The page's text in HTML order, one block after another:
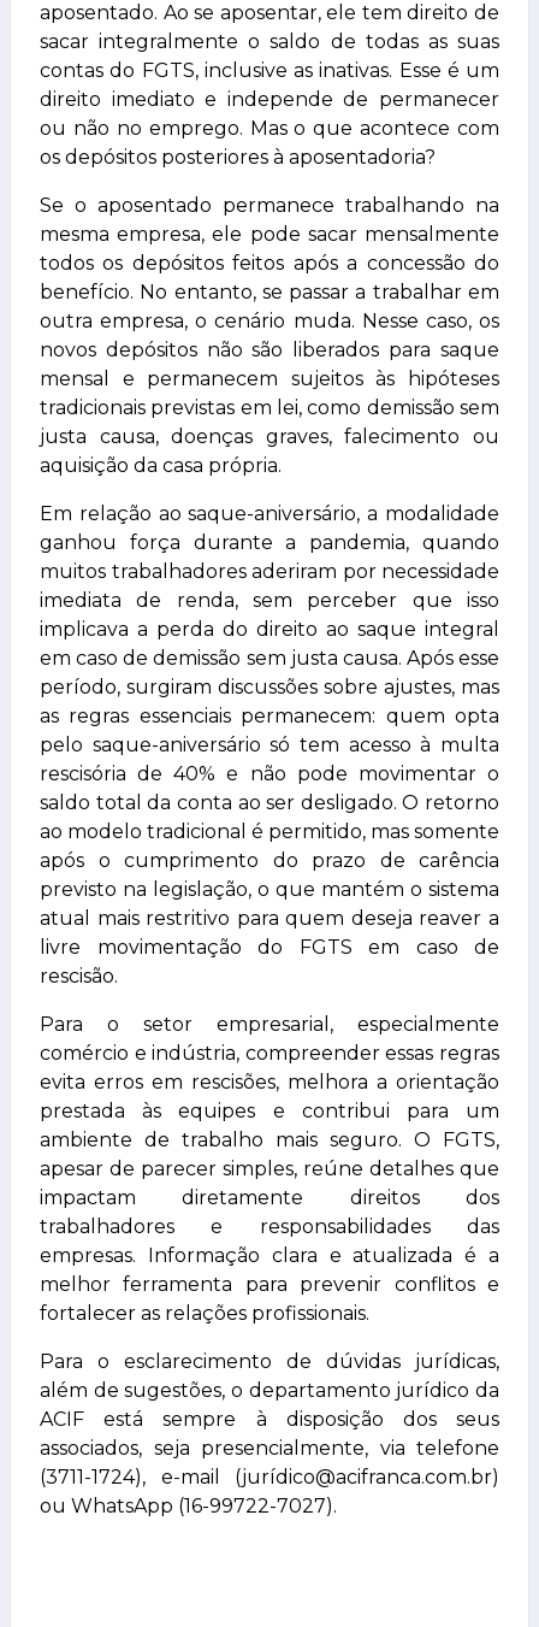
aposentado. Ao se aposentar, ele tem direito de
sacar integralmente o saldo de todas as suas
contas do FGTS, inclusive as inativas. Esse é um
direito imediato e independe de permanecer
ou não no emprego. Mas o que acontece com
os depósitos posteriores à aposentadoria?
Se o aposentado permanece trabalhando na
mesma empresa, ele pode sacar mensalmente
todos os depósitos feitos após a concessão do
benefício. No entanto, se passar a trabalhar em
outra empresa, o cenário muda. Nesse caso, os
novos depósitos não são liberados para saque
mensal e permanecem sujeitos às hipóteses
tradicionais previstas em lei, como demissão sem
justa causa, doenças graves, falecimento ou
aquisição da casa própria.
Em relação ao saque-aniversário, a modalidade
ganhou força durante a pandemia, quando
muitos trabalhadores aderiram por necessidade
imediata de renda, sem perceber que isso
implicava a perda do direito ao saque integral
em caso de demissão sem justa causa. Após esse
período, surgiram discussões sobre ajustes, mas
as regras essenciais permanecem: quem opta
pelo saque-aniversário só tem acesso à multa
rescisória de 40% e não pode movimentar o
saldo total da conta ao ser desligado. O retorno
ao modelo tradicional é permitido, mas somente
após o cumprimento do prazo de carência
previsto na legislação, o que mantém o sistema
atual mais restritivo para quem deseja reaver a
livre movimentação do FGTS em caso de
rescisão.
Para o setor empresarial, especialmente
comércio e indústria, compreender essas regras
evita erros em rescisões, melhora a orientação
prestada às equipes e contribui para um
ambiente de trabalho mais seguro. O FGTS,
apesar de parecer simples, reúne detalhes que
impactam diretamente direitos dos
trabalhadores e responsabilidades das
empresas. Informação clara e atualizada é a
melhor ferramenta para prevenir conflitos e
fortalecer as relações profissionais.
Para o esclarecimento de dúvidas jurídicas,
além de sugestões, o departamento jurídico da
ACIF está sempre à disposição dos seus
associados, seja presencialmente, via telefone
(3711-1724), e-mail (jurídico@acifranca.com.br)
ou WhatsApp (16-99722-7027).